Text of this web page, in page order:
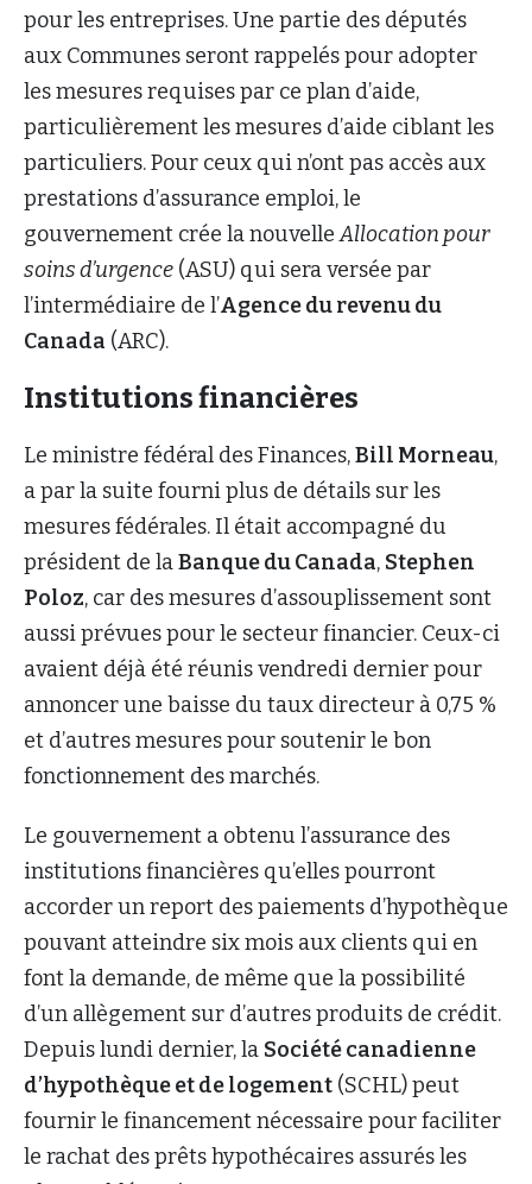
pour les entreprises. Une partie des députés
aux Communes seront rappelés pour adopter
les mesures requises par ce plan d’aide,
particulièrement les mesures d’aide ciblant les
particuliers. Pour ceux qui n’ont pas accès aux
prestations d’assurance emploi, le
gouvernement crée la nouvelleAllocation pour
soins d’urgence (ASU) qui sera versée par
l’intermédiaire de l’Agence du revenu du
Canada (ARC).
Institutions financières
Le ministre fédéral des Finances,Bill Morneau,
a par la suite fourni plus de détails sur les
mesures fédérales. Il était accompagné du
président de laBanque du Canada, Stephen
Poloz, car des mesures d’assouplissement sont
aussi prévues pour le secteur financier. Ceux-ci
avaient déjà été réunis vendredi dernier pour
annoncer une baisse du taux directeur à 0,75 %
et d’autres mesures pour soutenir le bon
fonctionnement des marchés.
Le gouvernement a obtenu l’assurance des
institutions financières qu’elles pourront
accorder un report des paiements d’hypothèque
pouvant atteindre six mois aux clients qui en
font la demande, de même que la possibilité
d’un allègement sur d’autres produits de crédit.
Depuis lundi dernier, la Société canadienne
d’hypothèque et de logement (SCHL) peut
fournir le financement nécessaire pour faciliter
le rachat des prêts hypothécaires assurés les